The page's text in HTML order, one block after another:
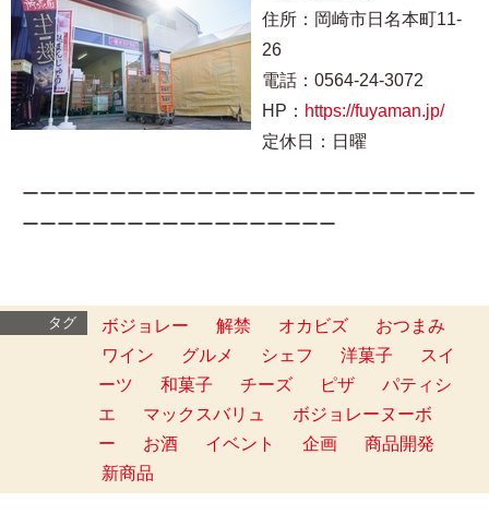
住所：岡崎市日名本町11-
26
電話：0564-24-3072
HP： https://fuyaman.jp/
定休日：日曜
ーーーーーーーーーーーーーーーーーーーーーーーーーー
ーーーーーーーーーーーーーーーーーー
タグ ボジョレー 解禁 オカビズ
おつまみ
ワイン
グルメ シェフ 洋菓子
スイ
ーツ
和菓子 チーズ ピザ
パティシ
エ
マックスバリュ
ボジョレーヌーボ
ー
お酒 イベント 企画
商品開発
新商品